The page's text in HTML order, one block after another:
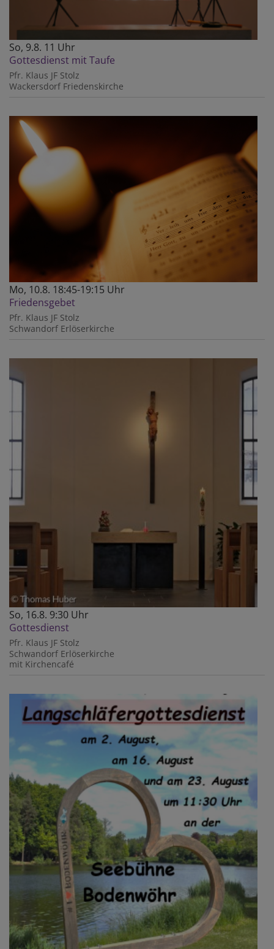
So, 9.8. 11 Uhr
Gottesdienst mit Taufe
Pfr. Klaus JF Stolz
Wackersdorf Friedenskirche
Mo, 10.8. 18:45-19:15 Uhr
Friedensgebet
Pfr. Klaus JF Stolz
Schwandorf Erlöserkirche
So, 16.8. 9:30 Uhr
Gottesdienst
Pfr. Klaus JF Stolz
Schwandorf Erlöserkirche
mit Kirchencafé